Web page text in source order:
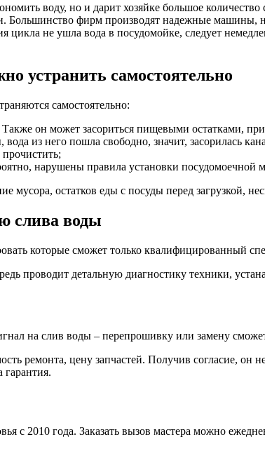
воду, но и дарит хозяйке большое
фирм производят надежные машины,
цикла не ушла вода в посудомойке, следует
устранить самостоятельно
самостоятельно:
он может засориться пищевыми остатками,
из него пошла свободно, значит, засорилась
нарушены правила установки посудомоечной
мусора, остатков еды с посуды перед загрузкой,
слива воды
которые сможет только квалифицированный
проводит детальную диагностику техники,
на слив воды – перепрошивку или замену
ремонта, цену запчастей. Получив согласие, он
гарантия.
2010 года. Заказать вызов мастера можно